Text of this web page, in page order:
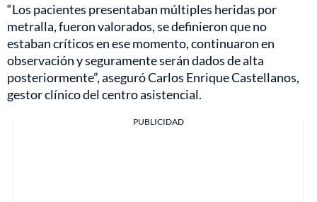
“Los pacientes presentaban múltiples heridas por
metralla, fueron valorados, se definieron que no
estaban críticos en ese momento, continuaron en
observación y seguramente serán dados de alta
posteriormente”, aseguró Carlos Enrique Castellanos,
gestor clínico del centro asistencial.
PUBLICIDAD